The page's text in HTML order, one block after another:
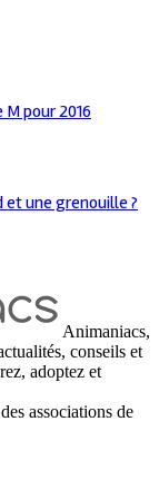
pour 2016
et une grenouille ?
Animaniacs,
conseils et
adoptez et
associations de